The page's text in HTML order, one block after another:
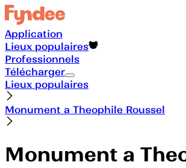
Application
Lieux populaires
Professionnels
Télécharger
Lieux populaires
Monument a Theophile Roussel
Monument a